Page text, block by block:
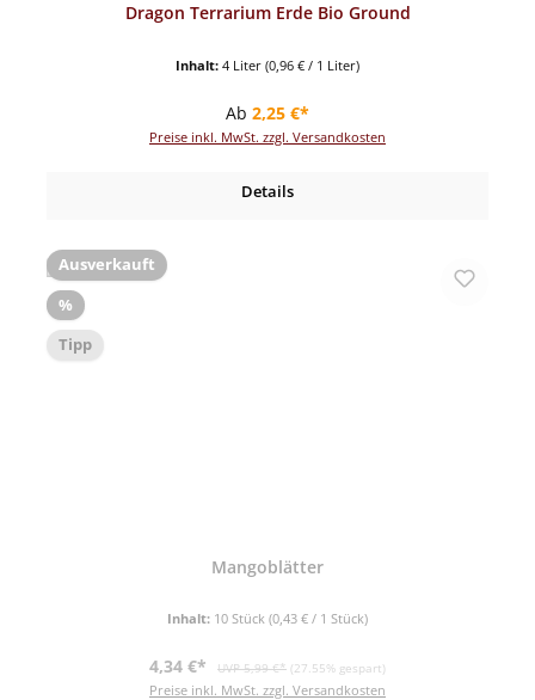
Dragon Terrarium Erde Bio Ground
Inhalt: 4 Liter (0,96 € / 1 Liter)
Regulärer Preis:
Ab 2,25 €*
Preise inkl. MwSt. zzgl. Versandkosten
Details
Ausverkauft
%Rabatt
Tipp
Mangoblätter
Inhalt: 10 Stück (0,43 € / 1 Stück)
Verkaufspreis:
4,34 €* Regulärer Preis:
UVP 5,99 €* (27.55% gespart)
Preise inkl. MwSt. zzgl. Versandkosten